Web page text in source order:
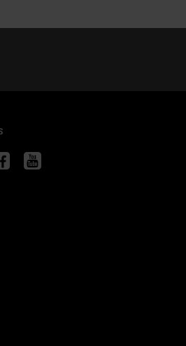
PosjetitePosjetite